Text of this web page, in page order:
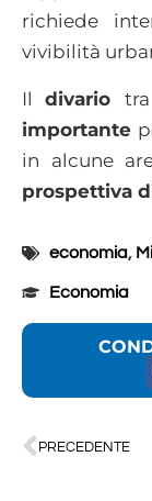
richiede
vivibilità
Ildivario
importante
in alcune
prospettiva
economia,
Economia
PRECEDENTE